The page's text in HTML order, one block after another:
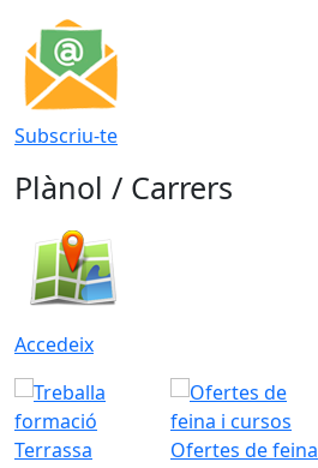
Subscriu-te
Plànol / Carrers
Accedeix
Ofertes de feina